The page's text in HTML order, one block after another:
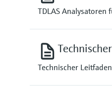
TDLAS Analysatoren
Technischer